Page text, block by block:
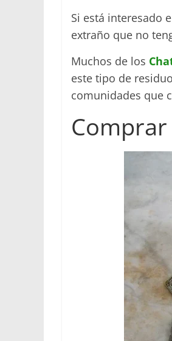
Si está interesado
extraño que no
Muchos de los
este tipo de
comunidades que